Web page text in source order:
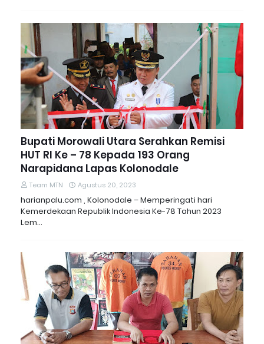
Bupati Morowali Utara Serahkan Remisi
HUT RI Ke – 78 Kepada 193 Orang
Narapidana Lapas Kolonodale
Team MTN Agustus 20, 2023
harianpalu.com , Kolonodale – Memperingati hari
Kemerdekaan Republik Indonesia Ke-78 Tahun 2023
Lem…